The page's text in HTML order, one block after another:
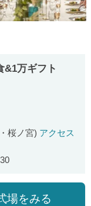
&1万ギフト
桜ノ宮) アクセス
場をみる